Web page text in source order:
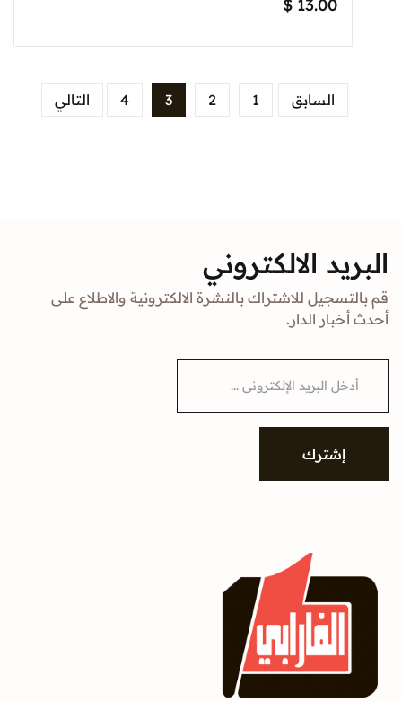
$ 13.00
السابق 1
2
3
4 التالي
البريد الالكتروني
قم بالتسجيل للاشتراك بالنشرة الالكترونية والاطلاع على
أحدث أخبار الدار.
i
إشترك